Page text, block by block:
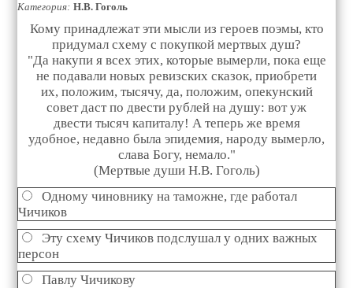
Категория: Н.В. Гоголь
Кому принадлежат эти мысли из героев поэмы, кто
придумал схему с покупкой мертвых душ?
"Да накупи я всех этих, которые вымерли, пока еще
не подавали новых ревизских сказок, приобрети
их, положим, тысячу, да, положим, опекунский
совет даст по двести рублей на душу: вот уж
двести тысяч капиталу! А теперь же время
удобное, недавно была эпидемия, народу вымерло,
слава Богу, немало."
(Мертвые души Н.В. Гоголь)
Одному чиновнику на таможне, где работал
Чичиков
Эту схему Чичиков подслушал у одних важных
персон
Павлу Чичикову